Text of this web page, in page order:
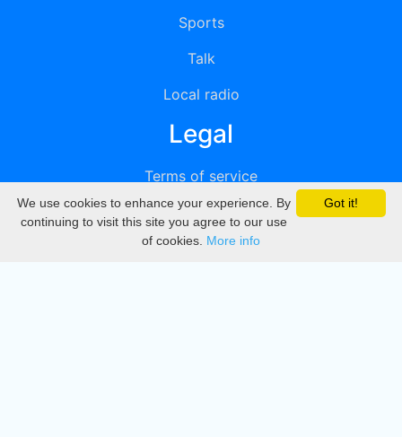
Sports
Talk
Local radio
Legal
Terms of service
Privacy
DMCA
Got it!
We use cookies to enhance your experience. By
continuing to visit this site you agree to our use
of cookies. More info